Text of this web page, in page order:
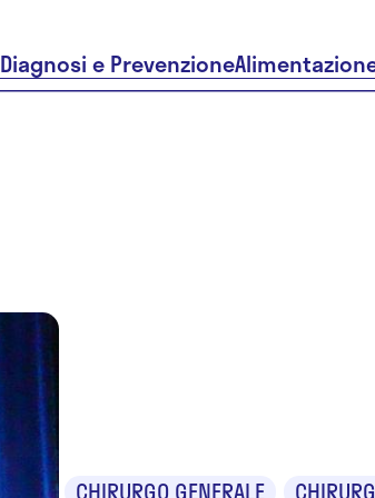
Diagnosi e Prevenzione
CHIRURGO GENERALE